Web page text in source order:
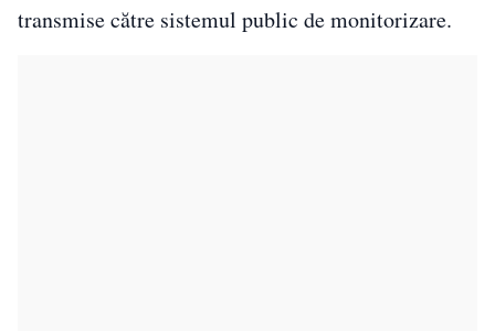
transmise către sistemul public de monitorizare.